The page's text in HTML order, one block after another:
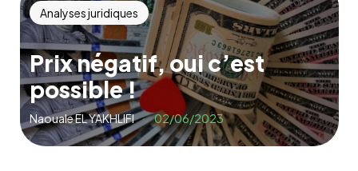
Analyses juridiques
Prix négatif, oui c’est
possible !
Naouale EL YAKHLIFI 02/06/2023